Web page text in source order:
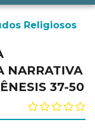
Religiosos
NARRATIVA
37-50